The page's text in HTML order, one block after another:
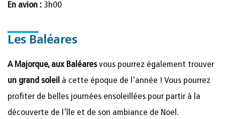
En avion : 3h00
Les Baléares
A Majorque, aux Baléaresvous pourrez également trouver
un grand soleil à cette époque de l'année ! Vous pourrez
profiter de belles journées ensoleillées pour partir à la
découverte de l'île et de son ambiance de Noel.